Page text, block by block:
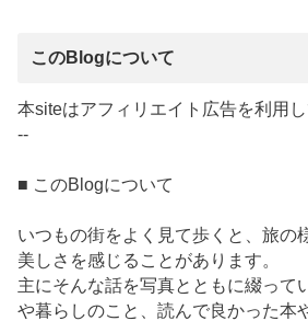
このBlogについて
本siteはアフィリエイト広告を利用
--
■ このBlogについて
いつもの街をよく見て歩くと、旅の
美しさを感じることがあります。
主にそんな話を写真とともに綴って
や暮らしのこと、読んで良かった本